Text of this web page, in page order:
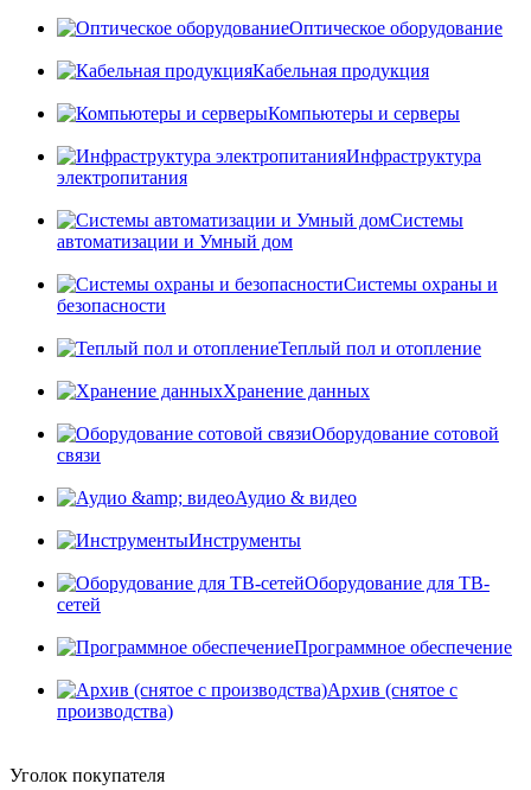
Оптическое оборудование
Кабельная продукция
Компьютеры и серверы
Инфраструктура
электропитания
Системы
автоматизации и Умный дом
Системы охраны и
безопасности
Теплый пол и отопление
Хранение данных
Оборудование сотовой
связи
Аудио & видео
Инструменты
Оборудование для ТВ-
сетей
Программное обеспечение
Архив (снятое с
производства)
Уголок покупателя